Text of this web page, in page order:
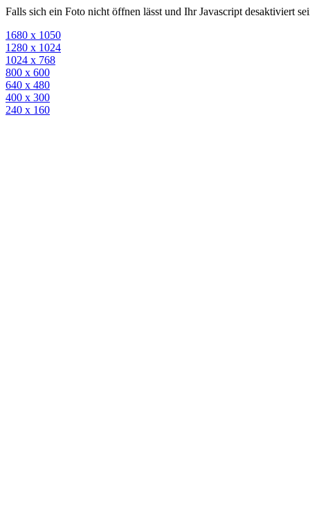
Falls sich ein Foto nicht öffnen lässt und Ihr Javascript desaktiviert
1680 x 1050
1280 x 1024
1024 x 768
800 x 600
640 x 480
400 x 300
240 x 160